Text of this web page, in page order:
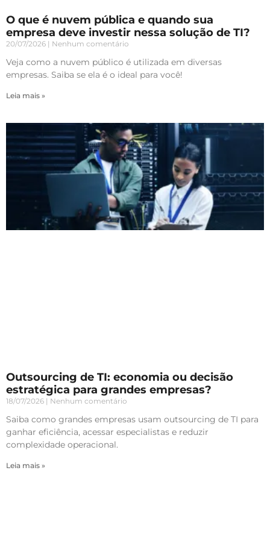
O que é nuvem pública e quando sua
empresa deve investir nessa solução de TI?
20/07/2026 Nenhum comentário
Veja como a nuvem público é utilizada em diversas
empresas. Saiba se ela é o ideal para você!
Leia mais »
Outsourcing de TI: economia ou decisão
estratégica para grandes empresas?
18/07/2026 Nenhum comentário
Saiba como grandes empresas usam outsourcing de TI para
ganhar eficiência, acessar especialistas e reduzir
complexidade operacional.
Leia mais »